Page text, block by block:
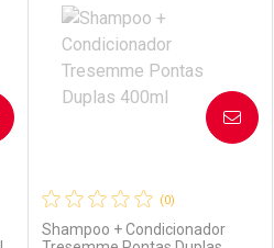
Laboratório
Por Menos
(0)
Shampoo + Condicionador
AVISE-ME